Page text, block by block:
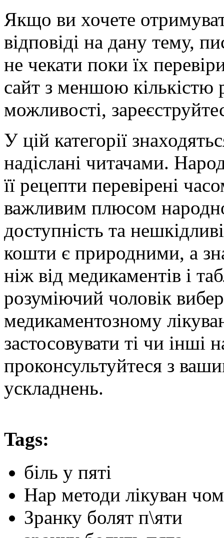
Якщо ви хочете
відповіді на дану тему,
не чекати поки їх
сайт з меншою кількістю
можливості,
У цій категорії
надіслані читачами.
її рецепти перевірені
важливим плюсом
доступність та
кошти є природними, а
ніж від медикаментів і
розуміючий чоловік
медикаментозному
застосовувати ті чи інші
проконсультуйтеся з
ускладнень.
Tags:
біль у пяті
Нар методи лікуван
Зранку болят п\яти